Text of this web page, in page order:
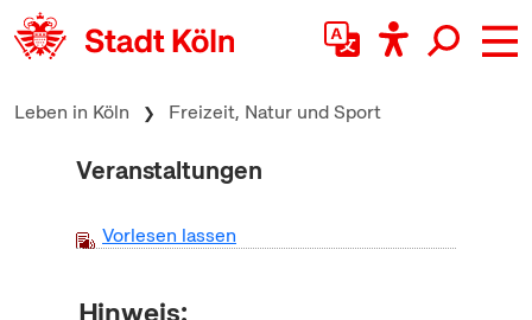
zum Inhalt springen
Leben in Köln Freizeit, Natur und Sport
Veranstaltungen
Vorlesen lassen
Hinweis: